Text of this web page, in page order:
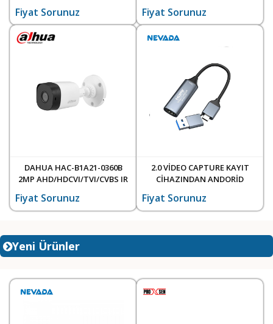
METRE GECE GÖRÜŞ
Fiyat Sorunuz
2.8 MM LENS
Fiyat Sorunuz
DAHUA HAC-B1A21-0360B
2MP AHD/HDCVI/TVI/CVBS IR
Fiyat Sorunuz
2.0 VİDEO CAPTURE KAYIT
CİHAZINDAN ANDORİD
YAKALAMA KARTI
Fiyat Sorunuz
Yeni Ürünler